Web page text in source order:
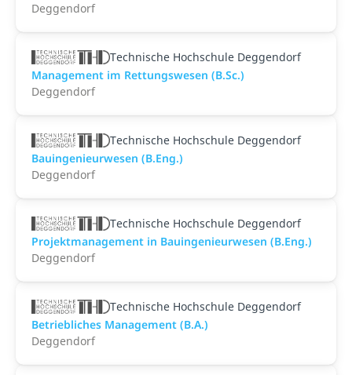
Deggendorf
Technische Hochschule Deggendorf
Management im Rettungswesen (B.Sc.)
Deggendorf
Technische Hochschule Deggendorf
Bauingenieurwesen (B.Eng.)
Deggendorf
Technische Hochschule Deggendorf
Projektmanagement in Bauingenieurwesen (B.Eng.)
Deggendorf
Technische Hochschule Deggendorf
Betriebliches Management (B.A.)
Deggendorf